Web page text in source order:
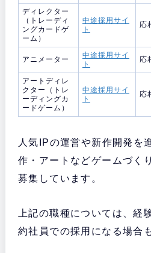
ディレクター
（トレーディ
ングカードゲ
ーム）
中途採用サイ
ト
応
アニメーター
中途採用サイ
ト
応
アートディレ
クター（トレ
ーディングカ
ードゲーム）
中途採用サイ
ト
応
人気IPの運営や新作開発を
作・アートなどゲームづく
募集しています。
上記の職種については、経
約社員での採用になる場合